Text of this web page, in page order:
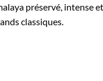
préservé, intense
classiques.